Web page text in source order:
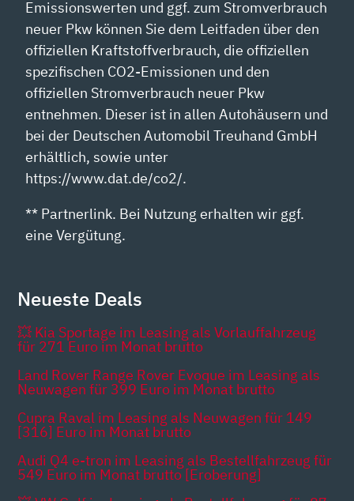
Emissionswerten und ggf. zum Stromverbrauch
neuer Pkw können Sie dem Leitfaden über den
offiziellen Kraftstoffverbrauch, die offiziellen
spezifischen CO2-Emissionen und den
offiziellen Stromverbrauch neuer Pkw
entnehmen. Dieser ist in allen Autohäusern und
bei der Deutschen Automobil Treuhand GmbH
erhältlich, sowie unter
https://www.dat.de/co2/.
** Partnerlink. Bei Nutzung erhalten wir ggf.
eine Vergütung.
Neueste Deals
💥 Kia Sportage im Leasing als Vorlauffahrzeug
für 271 Euro im Monat brutto
Land Rover Range Rover Evoque im Leasing als
Neuwagen für 399 Euro im Monat brutto
Cupra Raval im Leasing als Neuwagen für 149
[316] Euro im Monat brutto
Audi Q4 e-tron im Leasing als Bestellfahrzeug für
549 Euro im Monat brutto [Eroberung]